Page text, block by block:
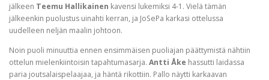
jälkeen Teemu Hallikainen kavensi lukemiksi 4-1. Vielä tämän
jälkeenkin puolustus uinahti kerran, ja JoSePa karkasi ottelussa
uudelleen neljän maalin johtoon.
Noin puoli minuuttia ennen ensimmäisen puoliajan päättymistä nähtiin
ottelun mielenkiintoisin tapahtumasarja. Antti Åke hassutti laidassa
paria joutsalaispelaajaa, ja häntä rikottiin. Pallo näytti karkaavan